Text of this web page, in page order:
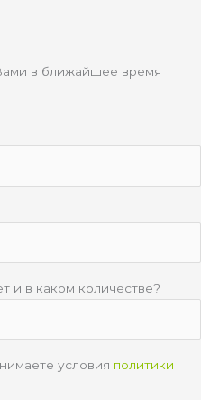
в ближайшее время
и в каком количестве?
условия политики